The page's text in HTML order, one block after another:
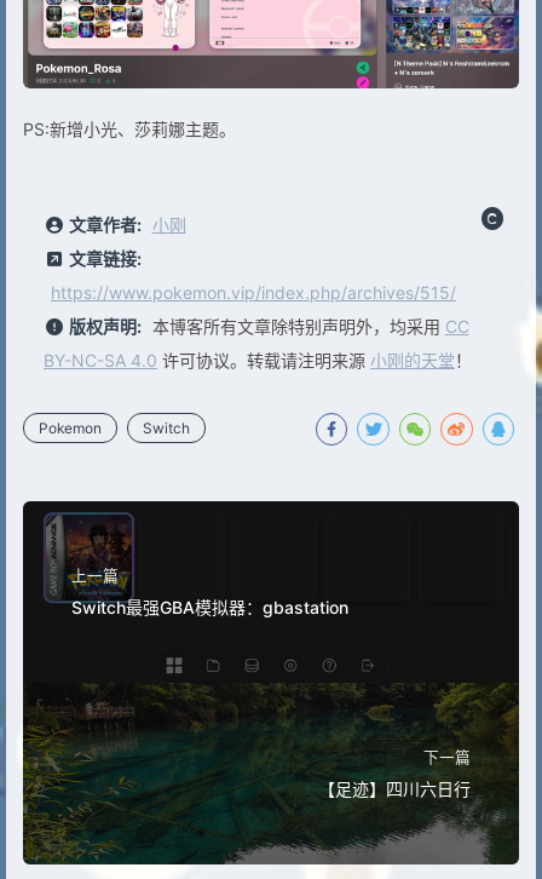
PS:新增小光、莎莉娜主题。
文章作者: 小刚
文章链接:
https://www.pokemon.vip/index.php/archives/515/
版权声明: 本博客所有文章除特别声明外，均采用 CC
BY-NC-SA 4.0 许可协议。转载请注明来源 小刚的天堂！
Pokemon Switch
上一篇
Switch最强GBA模拟器：gbastation
下一篇
【足迹】四川六日行